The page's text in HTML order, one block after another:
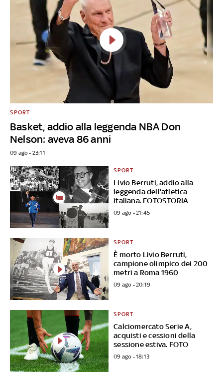
Basket, addio alla leggenda NBA Don
Nelson: aveva 86 anni
SPORT
09 ago - 23:11
Livio Berruti, addio alla
leggenda dell'atletica
italiana. FOTOSTORIA
SPORT
09 ago - 21:45
È morto Livio Berruti,
campione olimpico dei 200
metri a Roma 1960
SPORT
09 ago - 20:19
Calciomercato Serie A,
acquisti e cessioni della
sessione estiva. FOTO
SPORT
09 ago - 18:13